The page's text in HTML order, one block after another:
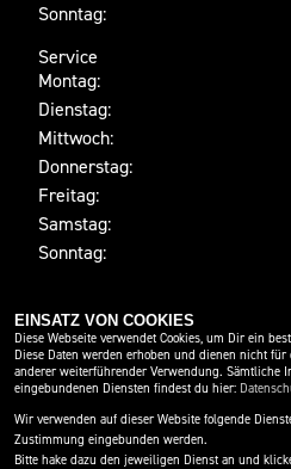
Sonntag:
Service
Montag:
Dienstag:
Mittwoch:
Donnerstag:
Freitag:
Samstag:
Sonntag:
SOCIAL MEDIA
EINSATZ VON COOKIES
Diese Webseite verwendet Cookies, um Dir ein
Diese Daten werden erhoben und dienen nicht
anderer weiterführender Verwendung. Sämtliche
eingebundenen Diensten findest du hier:
Wir verwenden auf dieser Website folgende
Zustimmung eingebunden werden.
Bitte hake dazu den jeweiligen Dienst an und